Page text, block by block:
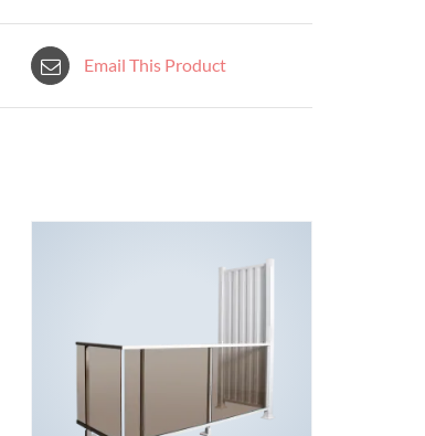
Email This Product